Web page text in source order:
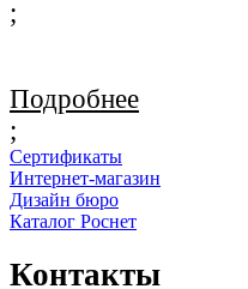
;
Подробнее
;
Сертификаты
Интернет-магазин
Дизайн бюро
Каталог Роснет
Контакты